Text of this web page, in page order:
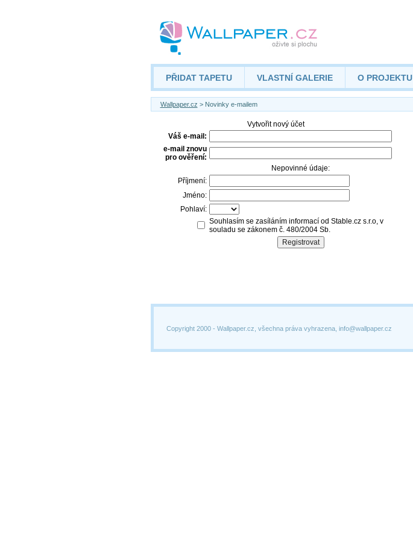
PŘIDAT TAPETU VLASTNÍ GALERIE O PROJEKTU
Wallpaper.cz > Novinky e-mailem
Copyright 2000 - Wallpaper.cz, všechna práva vyhrazena, info@wallpaper.cz